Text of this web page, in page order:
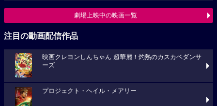
劇場上映中の映画一覧
注目の動画配信作品
映画クレヨンしんちゃん 超華麗！灼熱のカスカベダンサ
ーズ
プロジェクト・ヘイル・メアリー